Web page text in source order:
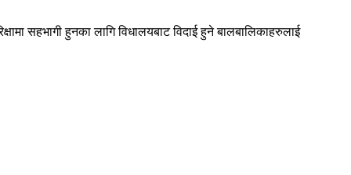
सहभागी हुनका लागि विधालयबाट विदाई हुने बालबालिकाहरुलाई